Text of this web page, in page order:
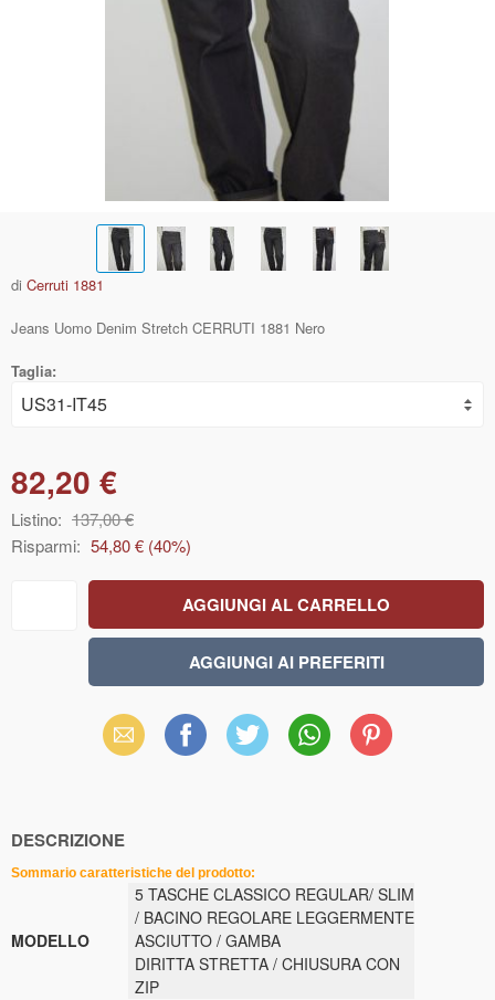
di Cerruti 1881
Jeans Uomo Denim Stretch CERRUTI 1881 Nero
Taglia:
82,20 €
Listino: 137,00 €
Risparmi: 54,80 € (40%)
Email Facebook X WhatsAppPinterest
DESCRIZIONE
Sommario caratteristiche del prodotto:
MODELLO
5 TASCHE CLASSICO REGULAR/ SLIM
/ BACINO REGOLARE LEGGERMENTE
ASCIUTTO / GAMBA
DIRITTA STRETTA / CHIUSURA CON
ZIP